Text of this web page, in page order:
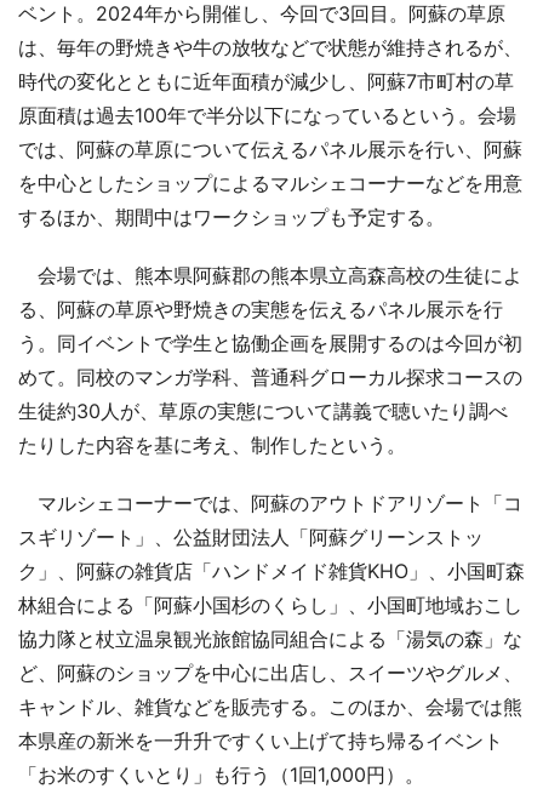
ベント。2024年から開催し、今回で3回目。阿蘇の草原
は、毎年の野焼きや牛の放牧などで状態が維持されるが、
時代の変化とともに近年面積が減少し、阿蘇7市町村の草
原面積は過去100年で半分以下になっているという。会場
では、阿蘇の草原について伝えるパネル展示を行い、阿蘇
を中心としたショップによるマルシェコーナーなどを用意
するほか、期間中はワークショップも予定する。
会場では、熊本県阿蘇郡の熊本県立高森高校の生徒によ
る、阿蘇の草原や野焼きの実態を伝えるパネル展示を行
う。同イベントで学生と協働企画を展開するのは今回が初
めて。同校のマンガ学科、普通科グローカル探求コースの
生徒約30人が、草原の実態について講義で聴いたり調べ
たりした内容を基に考え、制作したという。
マルシェコーナーでは、阿蘇のアウトドアリゾート「コ
スギリゾート」、公益財団法人「阿蘇グリーンストッ
ク」、阿蘇の雑貨店「ハンドメイド雑貨KHO」、小国町森
林組合による「阿蘇小国杉のくらし」、小国町地域おこし
協力隊と杖立温泉観光旅館協同組合による「湯気の森」な
ど、阿蘇のショップを中心に出店し、スイーツやグルメ、
キャンドル、雑貨などを販売する。このほか、会場では熊
本県産の新米を一升升ですくい上げて持ち帰るイベント
「お米のすくいとり」も行う（1回1,000円）。